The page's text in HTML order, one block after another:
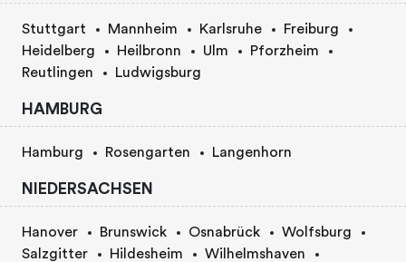
Stuttgart Mannheim Karlsruhe
Freiburg
Heidelberg
Heilbronn Ulm
Pforzheim
Reutlingen
Ludwigsburg
HAMBURG
Hamburg Rosengarten Langenhorn
NIEDERSACHSEN
Hanover Brunswick Osnabrück
Wolfsburg
Salzgitter
Hildesheim
Wilhelmshaven